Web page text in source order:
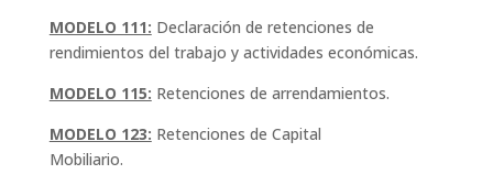
MODELO 111: Declaración de retenciones de
rendimientos del trabajo y actividades económicas.
MODELO 115: Retenciones de arrendamientos.
MODELO 123: Retenciones de Capital
Mobiliario.